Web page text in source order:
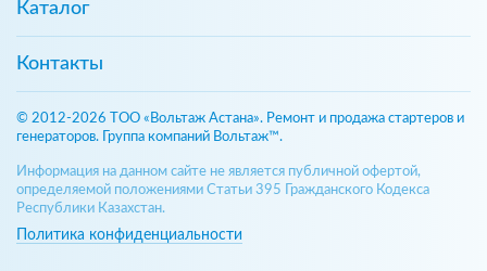
Каталог
Контакты
© 2012-2026 ТОО «Вольтаж Астана». Ремонт и продажа стартеров и
генераторов. Группа компаний Вольтаж™.
Информация на данном сайте не является публичной офертой,
определяемой положениями Статьи 395 Гражданского Кодекса
Республики Казахстан.
Политика конфиденциальности